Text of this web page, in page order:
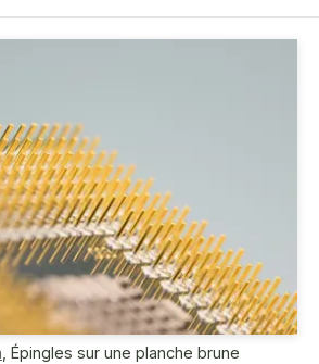
Épingles sur une planche brune